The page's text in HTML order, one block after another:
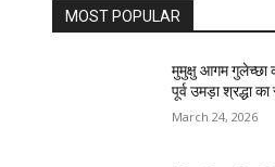
MOST POPULAR
मुमुक्षु आगम गुलेच्छा
पूर्व उमड़ा श्रद्धा
March 24, 2026